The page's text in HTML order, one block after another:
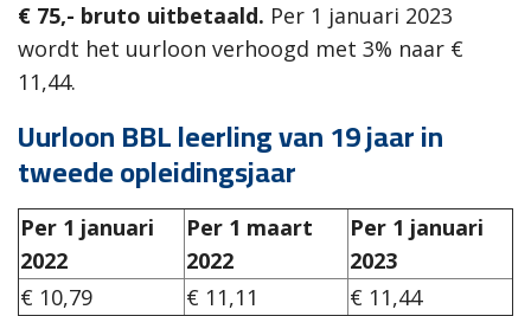
€ 75,- bruto uitbetaald. Per 1 januari 2023
wordt het uurloon verhoogd met 3% naar €
11,44.
Uurloon BBL leerling van 19 jaar in
tweede opleidingsjaar
Per 1 januari
2022
Per 1 maart
2022
Per 1 januari
2023
€ 10,79
€ 11,11 € 11,44